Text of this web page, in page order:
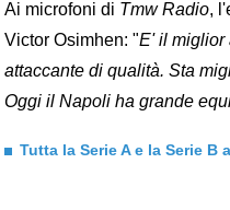
Ai microfoni di Tmw Radio,
Victor Osimhen: "E' il miglior
attaccante di qualità. Sta
Oggi il Napoli ha grande
Tutta la Serie A e la Serie B